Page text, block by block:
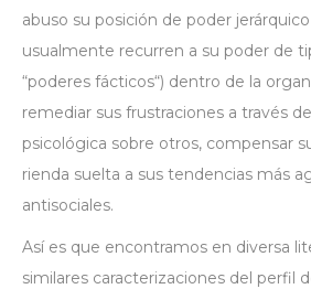
abuso su posición de poder
usualmente recurren a su poder de
“poderes fácticos“) dentro de la
remediar sus frustraciones a través
psicológica sobre otros, compensar
rienda suelta a sus tendencias más
antisociales.
Así es que encontramos en diversa
similares caracterizaciones del perfil